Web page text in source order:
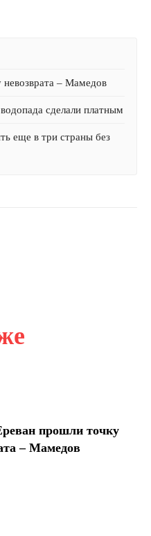
прошли точку
– Мамедов
– Мамедов
сделали платным
еще в три страны без